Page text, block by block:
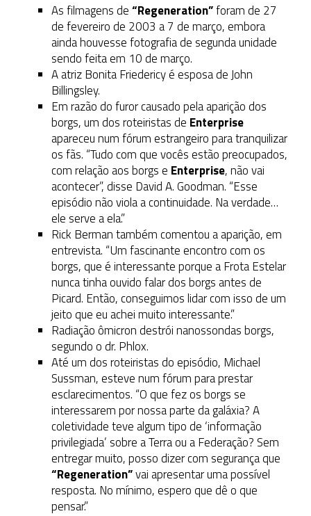
As filmagens de“Regeneration”foram de 27
de fevereiro de 2003 a 7 de março, embora
ainda houvesse fotografia de segunda unidade
sendo feita em 10 de março.
A atriz Bonita Friedericy é esposa de John
Billingsley.
Em razão do furor causado pela aparição dos
borgs, um dos roteiristas de Enterprise
apareceu num fórum estrangeiro para tranquilizar
os fãs. “Tudo com que vocês estão preocupados,
com relação aos borgs e Enterprise, não vai
acontecer”, disse David A. Goodman. “Esse
episódio não viola a continuidade. Na verdade…
ele serve a ela.”
Rick Berman também comentou a aparição, em
entrevista. “Um fascinante encontro com os
borgs, que é interessante porque a Frota Estelar
nunca tinha ouvido falar dos borgs antes de
Picard. Então, conseguimos lidar com isso de um
jeito que eu achei muito interessante.”
Radiação ômicron destrói nanossondas borgs,
segundo o dr. Phlox.
Até um dos roteiristas do episódio, Michael
Sussman, esteve num fórum para prestar
esclarecimentos. “O que fez os borgs se
interessarem por nossa parte da galáxia? A
coletividade teve algum tipo de ‘informação
privilegiada’ sobre a Terra ou a Federação? Sem
entregar muito, posso dizer com segurança que
“Regeneration”vai apresentar uma possível
resposta. No mínimo, espero que dê o que
pensar.”